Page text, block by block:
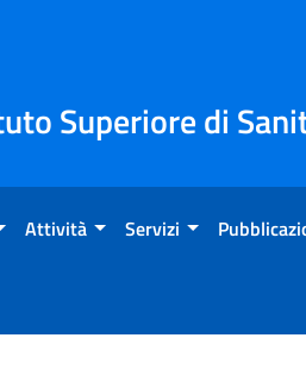
Superiore di
Attività Servizi